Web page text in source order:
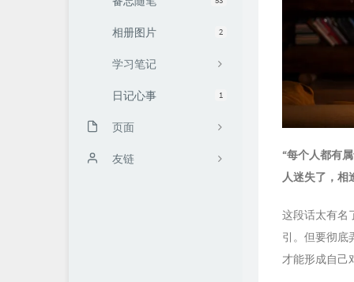
2
相册图片
学习笔记
1
日记心事
页面
关于我
友链
“每个人都有
人迷失了，
这段话太有名
引。但要彻底
才能形成自己